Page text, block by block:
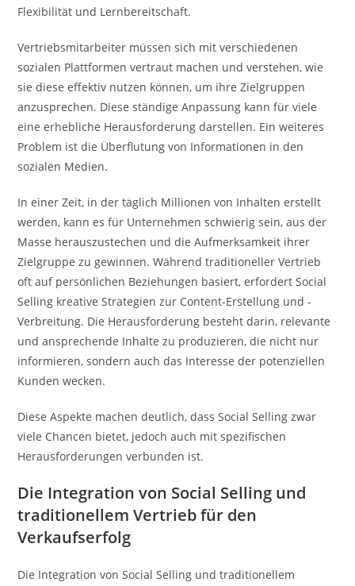
Flexibilität und Lernbereitschaft.
Vertriebsmitarbeiter müssen sich mit verschiedenen
sozialen Plattformen vertraut machen und verstehen, wie
sie diese effektiv nutzen können, um ihre Zielgruppen
anzusprechen. Diese ständige Anpassung kann für viele
eine erhebliche Herausforderung darstellen. Ein weiteres
Problem ist die Überflutung von Informationen in den
sozialen Medien.
In einer Zeit, in der täglich Millionen von Inhalten erstellt
werden, kann es für Unternehmen schwierig sein, aus der
Masse herauszustechen und die Aufmerksamkeit ihrer
Zielgruppe zu gewinnen. Während traditioneller Vertrieb
oft auf persönlichen Beziehungen basiert, erfordert Social
Selling kreative Strategien zur Content-Erstellung und -
Verbreitung. Die Herausforderung besteht darin, relevante
und ansprechende Inhalte zu produzieren, die nicht nur
informieren, sondern auch das Interesse der potenziellen
Kunden wecken.
Diese Aspekte machen deutlich, dass Social Selling zwar
viele Chancen bietet, jedoch auch mit spezifischen
Herausforderungen verbunden ist.
Die Integration von Social Selling und
traditionellem Vertrieb für den
Verkaufserfolg
Die Integration von Social Selling und traditionellem